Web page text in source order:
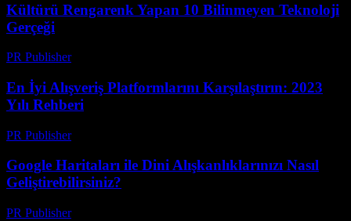
Kültürü Rengarenk Yapan 10 Bilinmeyen Teknoloji
Gerçeği
PR Publisher-
En İyi Alışveriş Platformlarını Karşılaştırın: 2023
Yılı Rehberi
PR Publisher-
Google Haritaları ile Dini Alışkanlıklarınızı Nasıl
Geliştirebilirsiniz?
PR Publisher-